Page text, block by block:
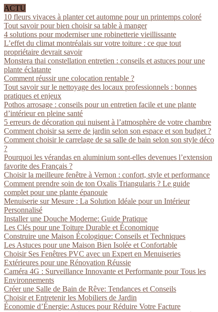
ACTU
10 fleurs vivaces à planter cet automne pour un printemps coloré
Tout savoir pour bien choisir sa table à manger
4 solutions pour moderniser une robinetterie vieillissante
L’effet du climat montréalais sur votre toiture : ce que tout
propriétaire devrait savoir
Monstera thai constellation entretien : conseils et astuces pour une
plante éclatante
Comment réussir une colocation rentable ?
Tout savoir sur le nettoyage des locaux professionnels : bonnes
pratiques et enjeux
Pothos arrosage : conseils pour un entretien facile et une plante
d’intérieur en pleine santé
5 erreurs de décoration qui nuisent à l’atmosphère de votre chambre
Comment choisir sa serre de jardin selon son espace et son budget ?
Comment choisir le carrelage de sa salle de bain selon son style déco
?
Pourquoi les vérandas en aluminium sont-elles devenues l’extension
favorite des Français ?
Choisir la meilleure fenêtre à Vernon : confort, style et performance
Comment prendre soin de ton Oxalis Triangularis ? Le guide
complet pour une plante épanouie
Menuiserie sur Mesure : La Solution Idéale pour un Intérieur
Personnalisé
Installer une Douche Moderne: Guide Pratique
Les Clés pour une Toiture Durable et Économique
Construire une Maison Écologique: Conseils et Techniques
Les Astuces pour une Maison Bien Isolée et Confortable
Choisir Ses Fenêtres PVC avec un Expert en Menuiseries
Extérieures pour une Rénovation Réussie
Caméra 4G : Surveillance Innovante et Performante pour Tous les
Environnements
Créer une Salle de Bain de Rêve: Tendances et Conseils
Choisir et Entretenir les Mobiliers de Jardin
Économie d’Énergie: Astuces pour Réduire Votre Facture